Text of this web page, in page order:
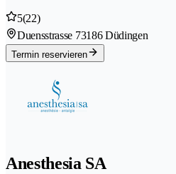
5(22)
Duensstrasse 73186 Düdingen
Termin reservieren
Anesthesia SA